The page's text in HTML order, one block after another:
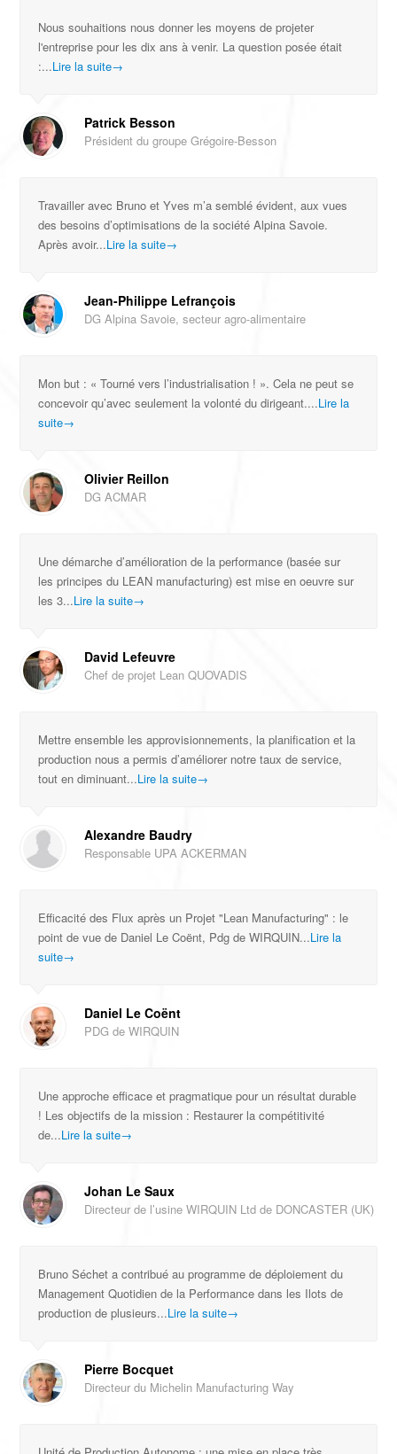
Nous souhaitions nous donner les moyens de projeter
l'entreprise pour les dix ans à venir. La question posée était
:...Lire la suite→
Patrick Besson
Président du groupe Grégoire-Besson
Travailler avec Bruno et Yves m’a semblé évident, aux vues
des besoins d’optimisations de la société Alpina Savoie.
Après avoir...Lire la suite→
Jean-Philippe Lefrançois
DG Alpina Savoie, secteur agro-alimentaire
Mon but : « Tourné vers l’industrialisation ! ». Cela ne peut se
concevoir qu’avec seulement la volonté du dirigeant....Lire la
suite→
Olivier Reillon
DG ACMAR
Une démarche d’amélioration de la performance (basée sur
les principes du LEAN manufacturing) est mise en oeuvre sur
les 3...Lire la suite→
David Lefeuvre
Chef de projet Lean QUOVADIS
Mettre ensemble les approvisionnements, la planification et la
production nous a permis d’améliorer notre taux de service,
tout en diminuant...Lire la suite→
Alexandre Baudry
Responsable UPA ACKERMAN
Efficacité des Flux après un Projet "Lean Manufacturing" : le
point de vue de Daniel Le Coënt, Pdg de WIRQUIN...Lire la
suite→
Daniel Le Coënt
PDG de WIRQUIN
Une approche efficace et pragmatique pour un résultat durable
! Les objectifs de la mission : Restaurer la compétitivité
de...Lire la suite→
Johan Le Saux
Directeur de l’usine WIRQUIN Ltd de DONCASTER (UK)
Bruno Séchet a contribué au programme de déploiement du
Management Quotidien de la Performance dans les Ilots de
production de plusieurs...Lire la suite→
Pierre Bocquet
Directeur du Michelin Manufacturing Way